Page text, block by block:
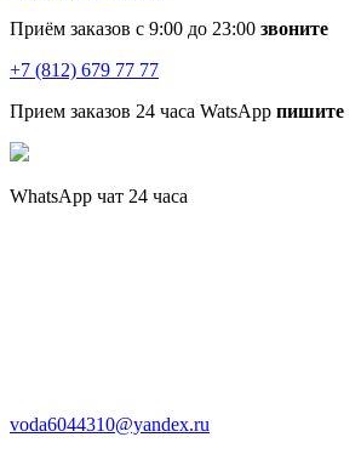
Приём заказов с 9:00 до 23:00 звоните
+7 (812) 679 77 77
Прием заказов 24 часа WatsApp пишите
WhatsApp чат 24 часа
voda6044310@yandex.ru